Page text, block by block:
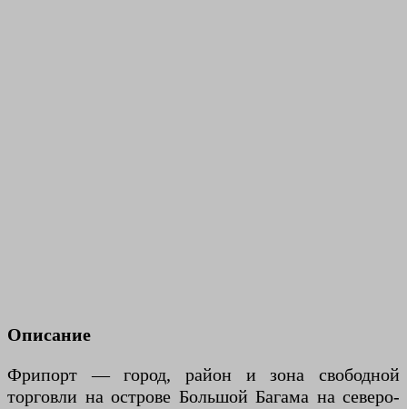
Описание
Фрипорт — город, район и зона свободной
торговли на острове Большой Багама на северо-